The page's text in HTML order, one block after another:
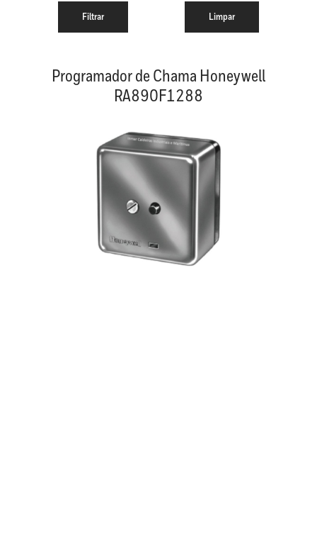
Programador de Chama Honeywell
RA890F1288